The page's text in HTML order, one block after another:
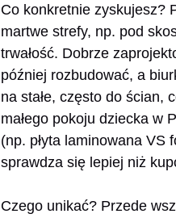
Co konkretnie zyskujesz?
martwe strefy, np. pod
trwałość. Dobrze
później rozbudować, a
na stałe, często do ścian,
małego pokoju dziecka w
(np. płyta laminowana VS
sprawdza się lepiej niż
Czego unikać? Przede